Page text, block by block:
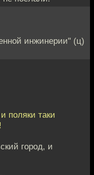
инжинерии" (ц)
поляки таки
город, и